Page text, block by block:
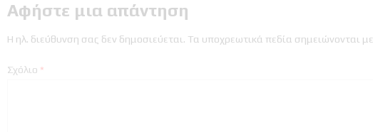
Αφήστε μια απάντηση
Η ηλ. διεύθυνση σας δεν δημοσιεύεται. Τα υποχρεωτικά πεδία σημειώνονται με
Σχόλιο *